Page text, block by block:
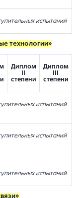
испытаний
технологии»
Диплом
степени
Диплом
степени
испытаний
испытаний
испытаний